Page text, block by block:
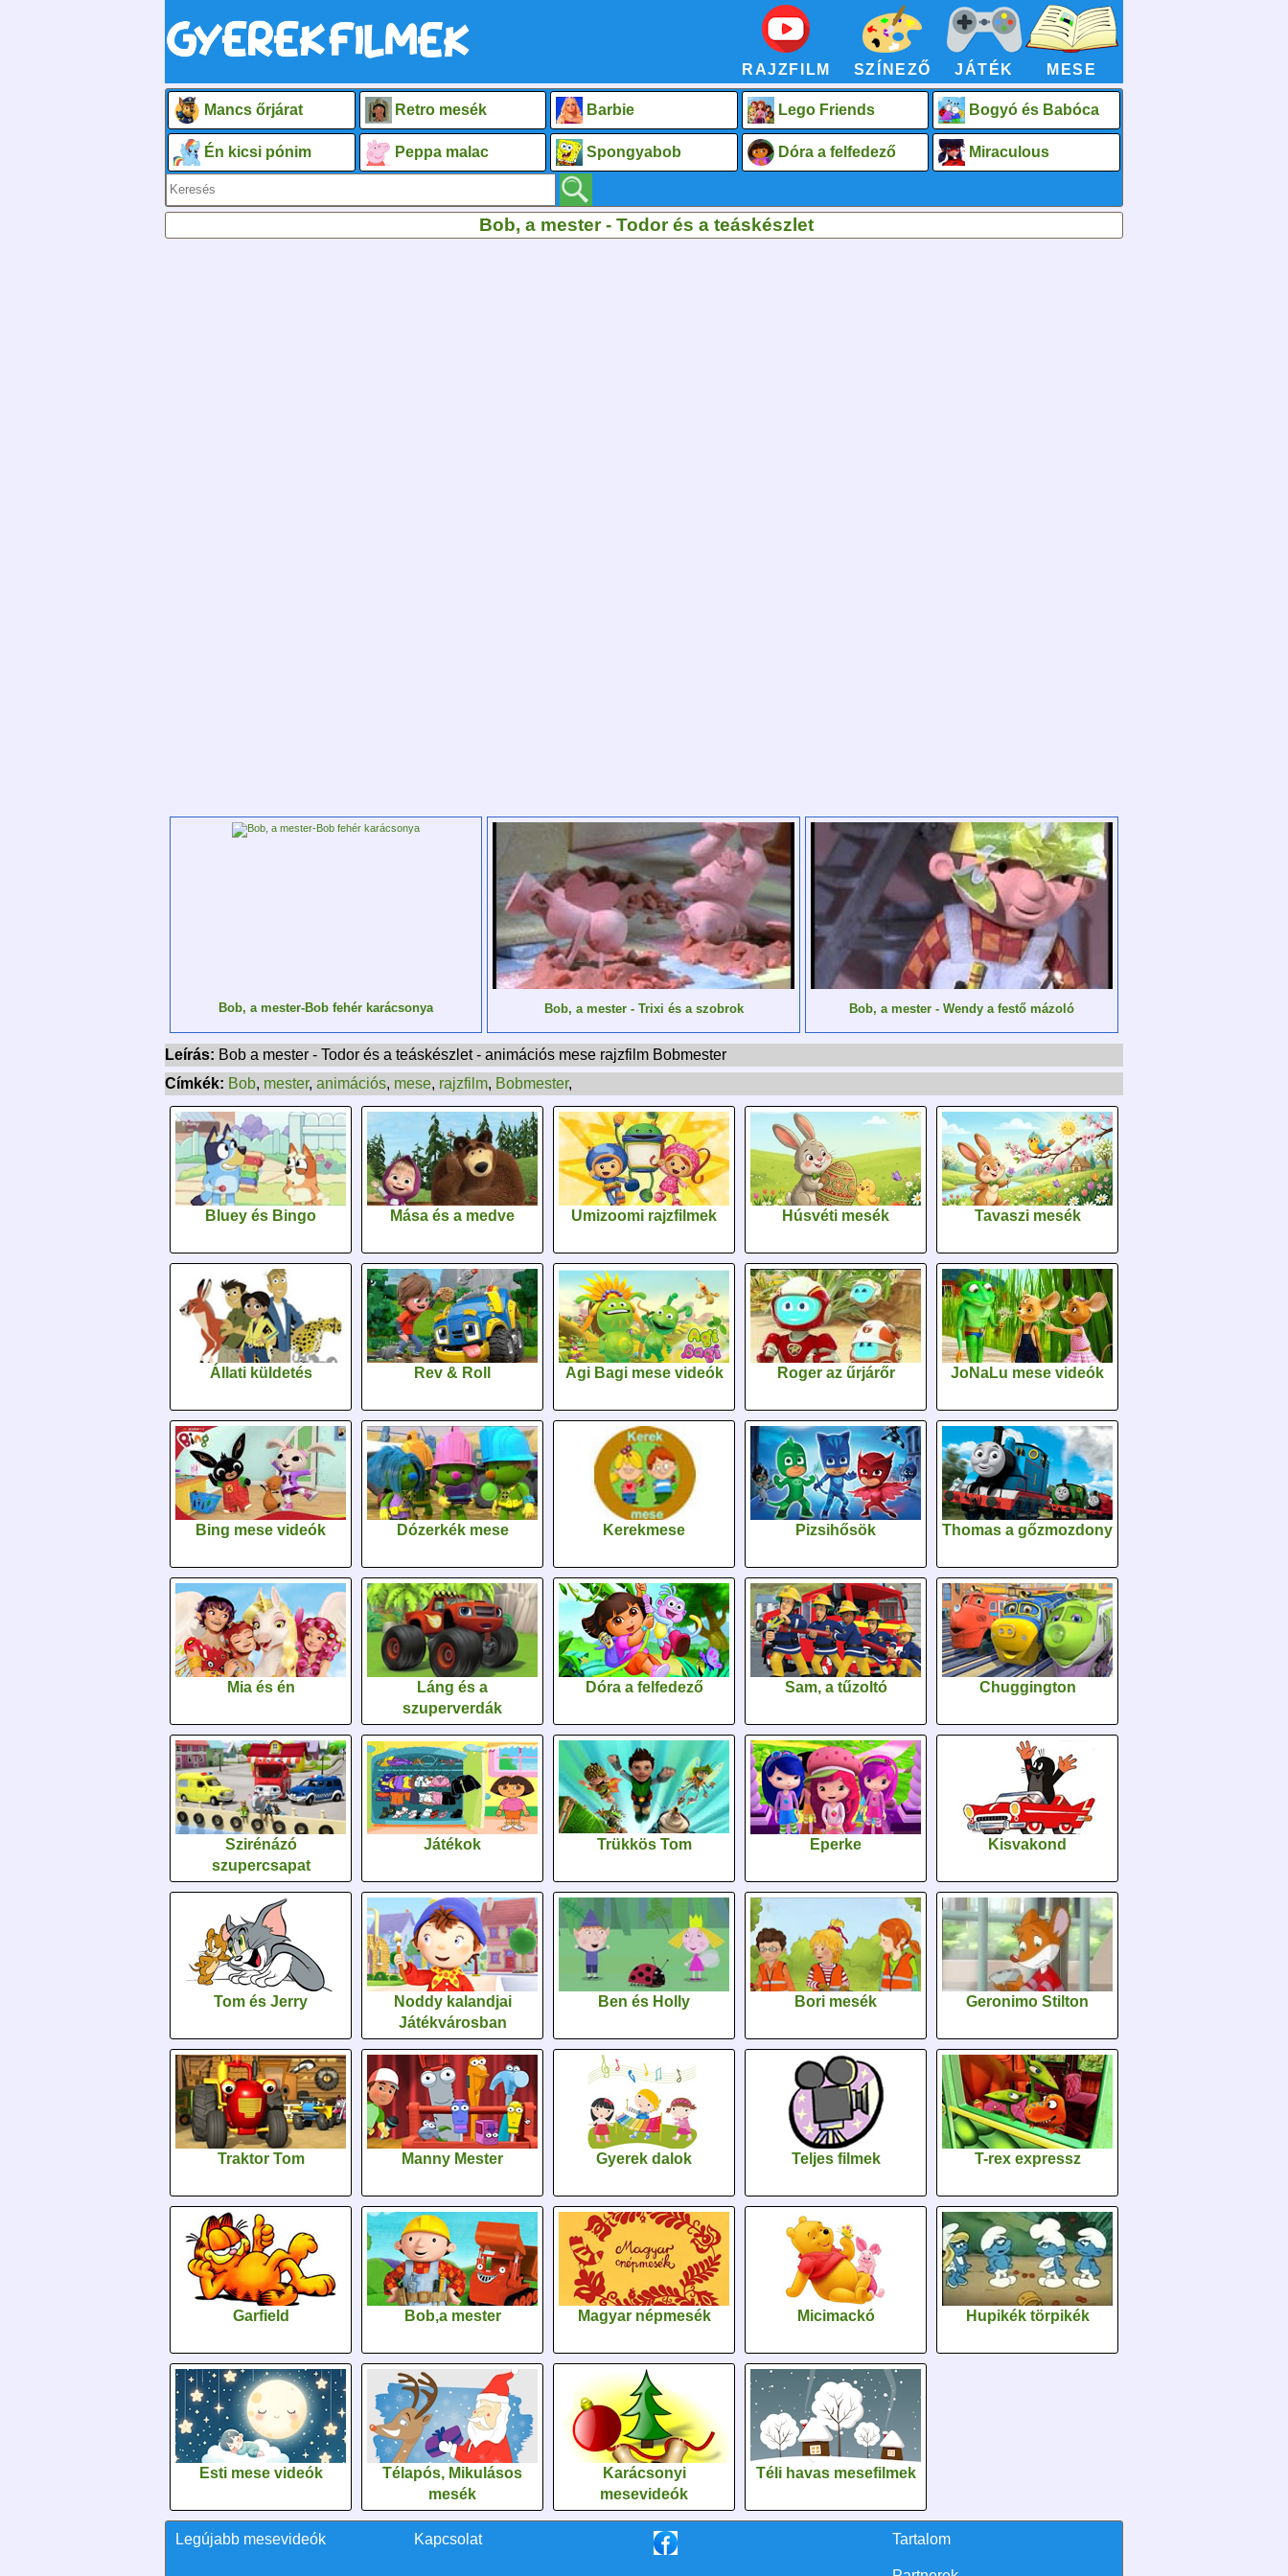
RAJZFILM SZÍNEZŐ JÁTÉK MESE
Mancs őrjárat Retro mesék Barbie Lego Friends Bogyó és Babóca
Én kicsi pónim Peppa malac Spongyabob Dóra a felfedező Miraculous
Bob, a mester - Todor és a teáskészlet
Bob, a mester-Bob fehér karácsonya Bob, a mester - Trixi és a szobrok Bob, a mester - Wendy a festő mázoló
Leírás: Bob a mester - Todor és a teáskészlet - animációs mese rajzfilm Bobmester
Címkék: Bob, mester, animációs, mese, rajzfilm, Bobmester,
Bluey és Bingo Mása és a medve Umizoomi rajzfilmek Húsvéti mesék Tavaszi mesék
Állati küldetés Rev & Roll Agi Bagi mese videók Roger az űrjárőr JoNaLu mese videók
Bing mese videók Dózerkék mese Kerekmese Pizsihősök Thomas a gőzmozdony
Mia és én
Láng és a
szuperverdák
Dóra a felfedező Sam, a tűzoltó Chuggington
Szirénázó
szupercsapat
Játékok Trükkös Tom Eperke Kisvakond
Tom és Jerry
Noddy kalandjai
Játékvárosban
Ben és Holly Bori mesék Geronimo Stilton
Traktor Tom Manny Mester Gyerek dalok Teljes filmek T-rex expressz
Garfield Bob,a mester Magyar népmesék Micimackó Hupikék törpikék
Esti mese videók
Télapós, Mikulásos
mesék
Karácsonyi
mesevideók
Téli havas mesefilmek
Legújabb mesevideók Kapcsolat Tartalom